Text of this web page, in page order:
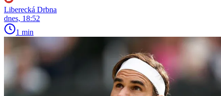
Liberecká Drbna
dnes, 18:52
1 min